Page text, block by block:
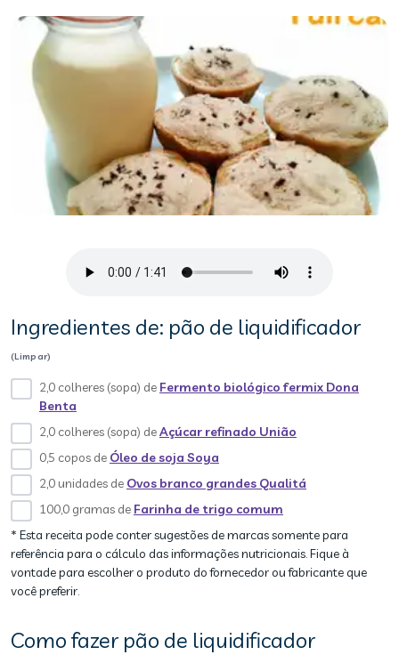
Ingredientes de: pão de liquidificador
(Limpar)
2,0 colheres (sopa) de Fermento biológico fermix Dona
Benta
2,0 colheres (sopa) deAçúcar refinado União
0,5 copos de Óleo de soja Soya
2,0 unidades de Ovos branco grandes Qualitá
100,0 gramas de Farinha de trigo comum
* Esta receita pode conter sugestões de marcas somente para
referência para o cálculo das informações nutricionais. Fique à
vontade para escolher o produto do fornecedor ou fabricante que
você preferir.
Como fazer pão de liquidificador